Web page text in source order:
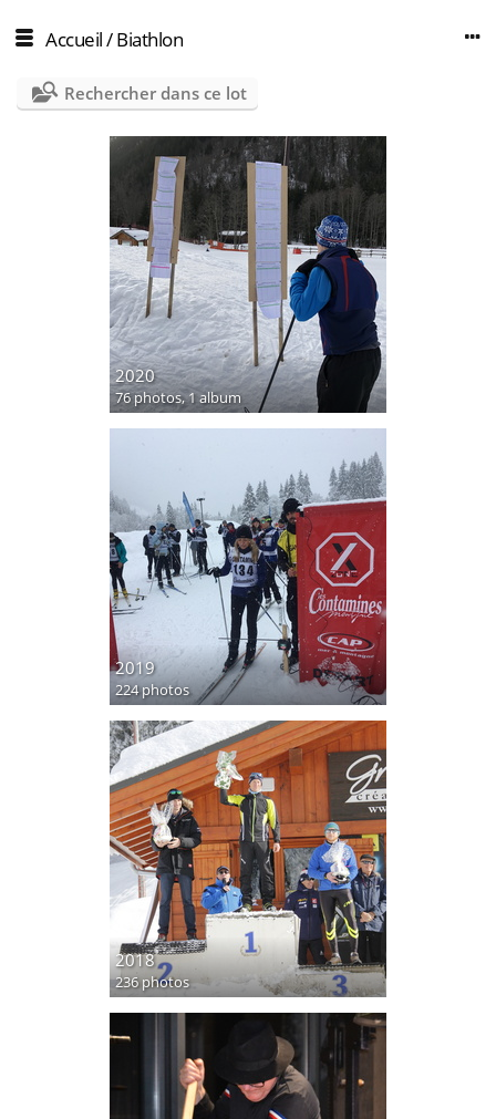
Accueil/Biathlon
Rechercher dans ce lot
2020
76 photos,1 album
2019
224 photos
2018
236 photos